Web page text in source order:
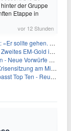
der Gruppe
Etappe in
vor 12 Stunden
sollte gehen. Jetzt»
EM-Gold in Paris
gegen FIFA
am Mittwoch ein
Ten - Reusser siegt